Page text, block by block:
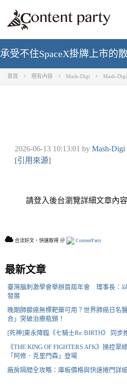
承受不住SpaceX掛牌上市的
首頁 現有內容 Mash-Digi Mash-Digi
2026-06-13 10:13:01 by Mash-Digi
[引用來源]
請登入後台瀏覽詳細文章內容
合法好文，快速取得 ＠ ContentParty
最新文章
臺灣腦刺激學會舉辦首屆年會 理事長：
發展
晚期肺腺癌無標靶藥可用？世界肺癌日名
合」突破治療瓶頸！
[死神]東永降臨《七騎士Re:BIRTH》 同步
《THE KING OF FIGHTERS AFK》操控
「阿修．克里門森」登場
廠房隔間全攻略：庫板價格與快速捲門詳